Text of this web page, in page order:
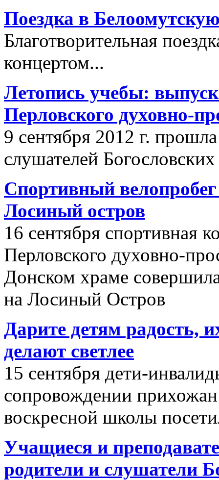
Поездка в
Благотворительная
концертом...
Летопись учебы:
Перловского духовно-
9 сентября 2012 г.
слушателей
Спортивный
Лосиный остров
16 сентября спортивная
Перловского духовно-
Донском храме
на Лосиный Остров
Дарите детям радость,
делают светлее
15 сентября дети-
сопровождении
воскресной школы
Учащиеся и
родители и слушатели